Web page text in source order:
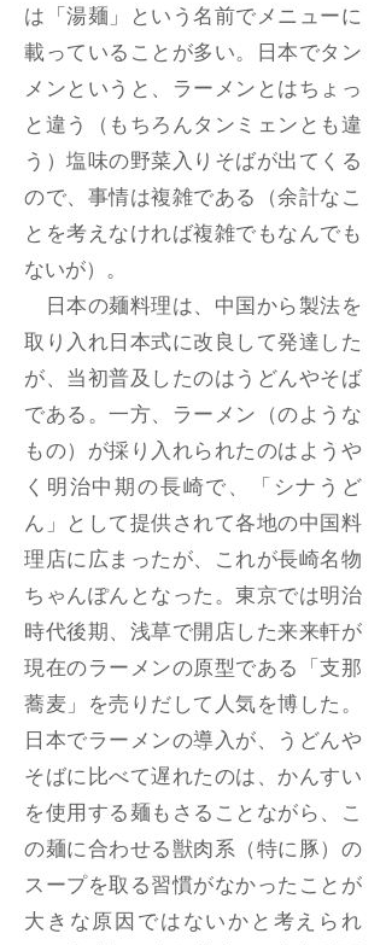
は「湯麺」という名前でメニューに
載っていることが多い。日本でタン
メンというと、ラーメンとはちょっ
と違う（もちろんタンミェンとも違
う）塩味の野菜入りそばが出てくる
ので、事情は複雑である（余計なこ
とを考えなければ複雑でもなんでも
ないが）。
日本の麺料理は、中国から製法を
取り入れ日本式に改良して発達した
が、当初普及したのはうどんやそば
である。一方、ラーメン（のような
もの）が採り入れられたのはようや
く明治中期の長崎で、「シナうど
ん」として提供されて各地の中国料
理店に広まったが、これが長崎名物
ちゃんぽんとなった。東京では明治
時代後期、浅草で開店した来来軒が
現在のラーメンの原型である「支那
蕎麦」を売りだして人気を博した。
日本でラーメンの導入が、うどんや
そばに比べて遅れたのは、かんすい
を使用する麺もさることながら、こ
の麺に合わせる獣肉系（特に豚）の
スープを取る習慣がなかったことが
大きな原因ではないかと考えられ